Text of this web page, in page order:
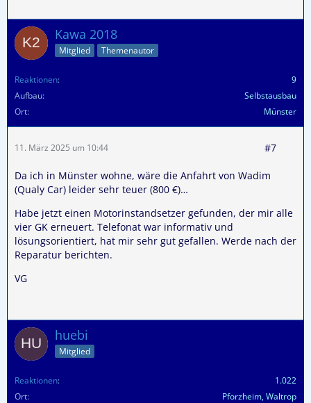
Kawa 2018
Mitglied Themenautor
Reaktionen
9
Aufbau
Selbstausbau
Ort
Münster
11. März 2025 um 10:44 #7
Da ich in Münster wohne, wäre die Anfahrt von Wadim
(Qualy Car) leider sehr teuer (800 €)…
Habe jetzt einen Motorinstandsetzer gefunden, der mir alle
vier GK erneuert. Telefonat war informativ und
lösungsorientiert, hat mir sehr gut gefallen. Werde nach der
Reparatur berichten.
VG
huebi
Mitglied
Reaktionen
1.022
Ort
Pforzheim, Waltrop